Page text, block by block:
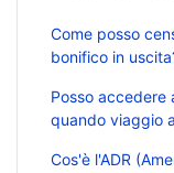
Come posso
bonifico in
Posso accedere
quando viaggio
Cos'è l'ADR